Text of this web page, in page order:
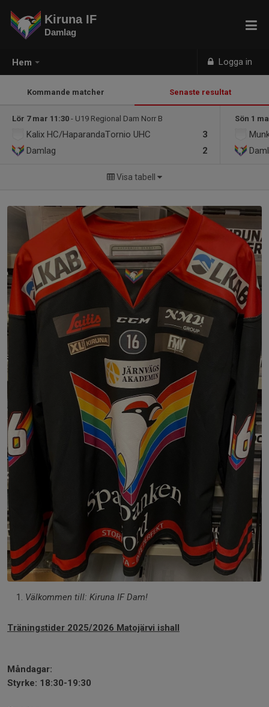
Hem Logga in
Kiruna IF
Damlag
Kommande matcher Senaste resultat
Lör 7 mar 11:30 - U19 Regional Dam Norr B
3
Kalix HC/HaparandaTornio UHC
2
Damlag
Sön 1
Visa tabell
Välkommen till: Kiruna IF Dam!
Träningstider 2025/2026 Matojärvi ishall
Måndagar:
Styrke: 18:30-19:30